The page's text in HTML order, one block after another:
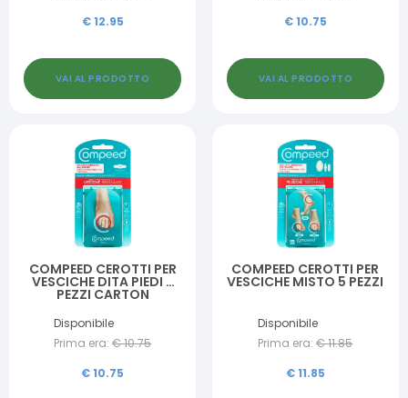
€12.95
VAI AL PRODOTTO
€10.75
VAI AL PRODOTTO
COMPEED CEROTTI PER
VESCICHE DITA PIEDI 8
PEZZI CARTON
Disponibile
Prima era: €10.75
€10.75
COMPEED CEROTTI PER
VESCICHE MISTO 5 PEZZI
Disponibile
Prima era: €11.85
€11.85